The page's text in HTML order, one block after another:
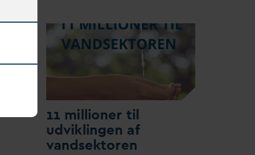
11 millioner til
udviklingen af
vandsektoren